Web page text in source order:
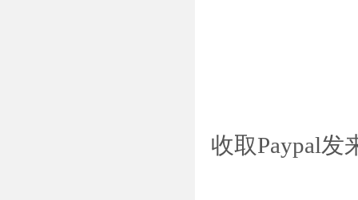
收取Paypal发